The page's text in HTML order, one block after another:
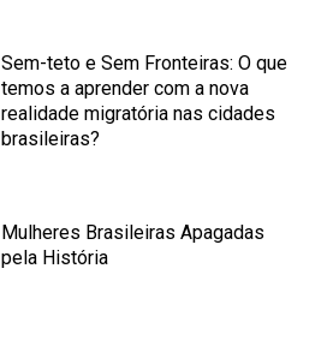
Sem-teto e Sem Fronteiras: O que
temos a aprender com a nova
realidade migratória nas cidades
brasileiras?
Mulheres Brasileiras Apagadas
pela História